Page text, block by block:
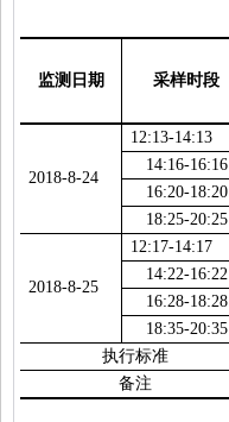
监测日期 采样时段
2018-8-24
12:13-14:13
14:16-16:16
16:20-18:20
18:25-20:25
2018-8-25
12:17-14:17
14:22-16:22
16:28-18:28
18:35-20:35
执行标准
备注